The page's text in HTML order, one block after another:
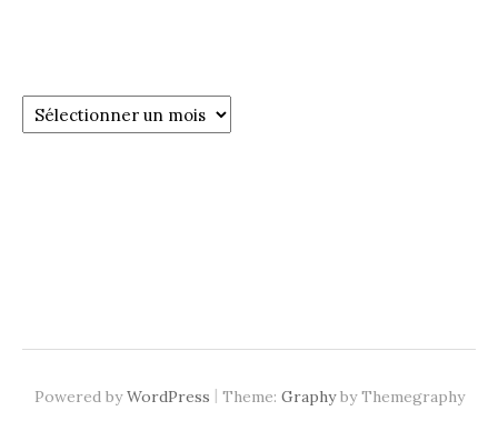
Archives
Powered byWordPress | Theme: Graphyby Themegraphy